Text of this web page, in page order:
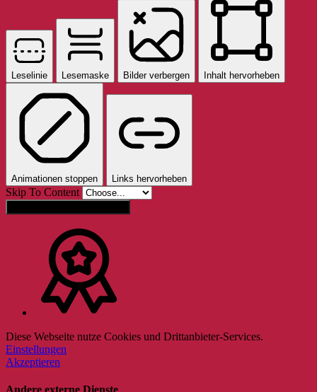
Leselinie Lesemaske Bilder verbergen Inhalt hervorheben
Animationen stoppen Links hervorheben
Skip To Content
Diese Webseite nutze Cookies und Drittanbieter-Services.
Einstellungen
Akzeptieren